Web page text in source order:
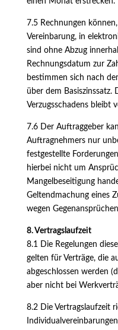
7.5 Rechnungen
Vereinbarung, in
sind ohne Abzug
Rechnungsdatum zur
bestimmen sich nach
über dem Basiszinssatz.
Verzugsschadens bleibt
7.6 Der Auftraggeber
Auftragnehmers nur
festgestellte
hierbei nicht um
Mangelbeseitigung
Geltendmachung eines
wegen
8. Vertragslaufzeit
8.1 Die Regelungen
gelten für Verträge, die
abgeschlossen werden
aber nicht bei
8.2 Die Vertragslaufzeit